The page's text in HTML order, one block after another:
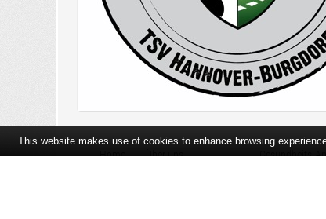
Home Über uns Gesundheits-
This website makes use of cookies to enhance browsing